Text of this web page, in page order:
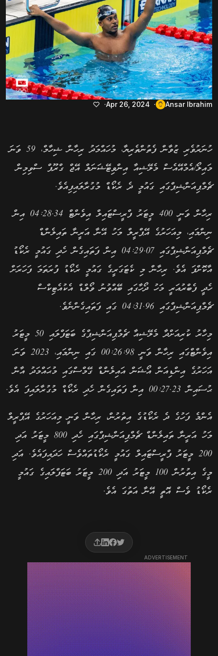
Ansar Ibrahim
Apr 26, 2024
ހުނަރުވެރި ޒުވާން ފެތުންތެރިޔާ، މުހައްމަދު ރިހާން ޝިހާމް، 59 ވަނަ
މައިލޯ/އެމްއޭއެސް މެލޭޝިއާ އިންވިޓޭޝަނަލް އޭޖް ގްރޫޕް ސްވިމިން
ޗެމްޕިއަންޝިޕްގައި ގައުމީ ދެ ރެކޯޑް މުގުރާލައިފިއެވެ.
ރިހާން ވަނީ 400 މީޓަރު ފްރީސްޓައިލް އިވެންޓް 04:28.34 އިން
ނިންމައި، މިއަހަރުގެ އޭޕްރީލް މަހު އޭނާ އަރީނާ ތައިލެންޑް
ޗެމްޕިއަންޝިޕްގައި 04:29.07 އިން ފަތައިގެން ހެދި ގައުމީ ރެކޯޑު
އާކޮށްފަ އެވެ. ރިހާން މި ކެޓަގަރީގެ ގައުމީ ރެކޯޑު ފުރަތަމަ ފަހަރަށް
ހެދީ ފެބްރުއަރީ މަހު ދޯހާގައި ބޭއްވުނު ވޯލްޑް އެކުއެޓިކްސް
ޗެމްޕިއަންޝިޕްގައި 04:31.96 ގައި ފަތައިގެންނެވެ.
މިހާރު ކުރިއަށްދާ މެލޭޝިއާ ޗެމްޕިއަންޝިޕްގެ ބަޓަފްލައި 50 މީޓަރު
އިވެންޓްގައި ރިހާން ވަނީ 00:26:98 ގައި ނިންމައި، 2023 ވަނަ
އަހަރުގެ އިންޑިއަން އޯޝަން އައިލެންޑް ގޭމްސްގައި މުޙައްމަދު އާން
ޙުސައިން 00:27.23 އިން ފަތައިގެން ހެދި ރެކޯޑް މުގުރާލައިފަ އެވެ.
އެންމެ ފަހުގެ ދެ ރެކޯޑުގެ އިތުރުން، ރިހާން ވަނީ މިއަހަރުގެ އޭޕްރީލް
މަހު އަރީނާ ތައިލެންޑް ޗެމްޕިއަންޝިޕްގައި ހެދި 800 މީޓަރު އަދި
200 މީޓަރު ފްރީސްޓައިލް ގައުމީ ރެކޯޑުތައްވެސް ހަދައިފައެވެ. އަދި
މީގެ އިތުރުން 100 މީޓަރު އަދި 200 މީޓަރު ބަޓަފްލައިގެ ގައުމީ
ރެކޯޑު ވެސް އޮތީ އޭނާ އަތުގަ އެވެ.
ADVERTISEMENT